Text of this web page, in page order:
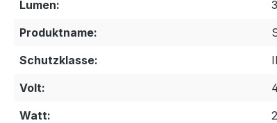
Lumen:
Produktname:
Schutzklasse:
Volt:
Watt: